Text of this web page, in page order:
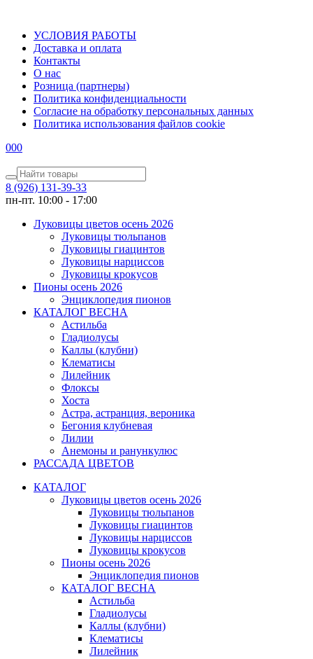
УСЛОВИЯ РАБОТЫ
Доставка и оплата
Контакты
О наc
Розница (партнеры)
Политика конфиденциальности
Согласие на обработку персональных данных
Политика использования файлов сookie
000
8 (926) 131-39-33
пн-пт. 10:00 - 17:00
Луковицы цветов осень 2026
Луковицы тюльпанов
Луковицы гиацинтов
Луковицы нарциссов
Луковицы крокусов
Пионы осень 2026
Энциклопедия пионов
КАТАЛОГ ВЕСНА
Астильба
Гладиолусы
Каллы (клубни)
Клематисы
Лилейник
Флоксы
Хоста
Астра, астранция, вероника
Бегония клубневая
Лилии
Анемоны и ранункулюс
РАССАДА ЦВЕТОВ
КАТАЛОГ
Луковицы цветов осень 2026
Луковицы тюльпанов
Луковицы гиацинтов
Луковицы нарциссов
Луковицы крокусов
Пионы осень 2026
Энциклопедия пионов
КАТАЛОГ ВЕСНА
Астильба
Гладиолусы
Каллы (клубни)
Клематисы
Лилейник